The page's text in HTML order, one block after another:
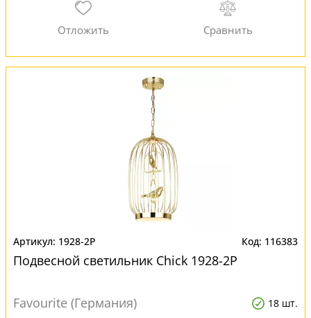
1928-2P 116383
Подвесной светильник Chick 1928-2P
Favourite (Германия) 18 шт.